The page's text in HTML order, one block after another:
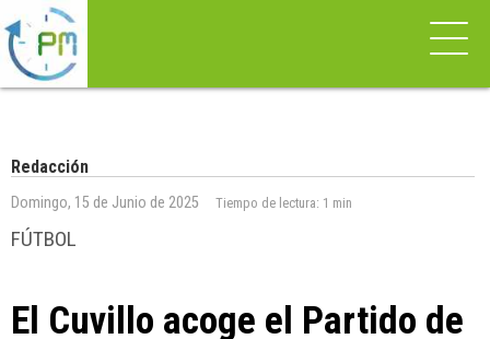
Redacción
Domingo, 15 de Junio de 2025 Tiempo de lectura: 1 min
FÚTBOL
El Cuvillo acoge el Partido de